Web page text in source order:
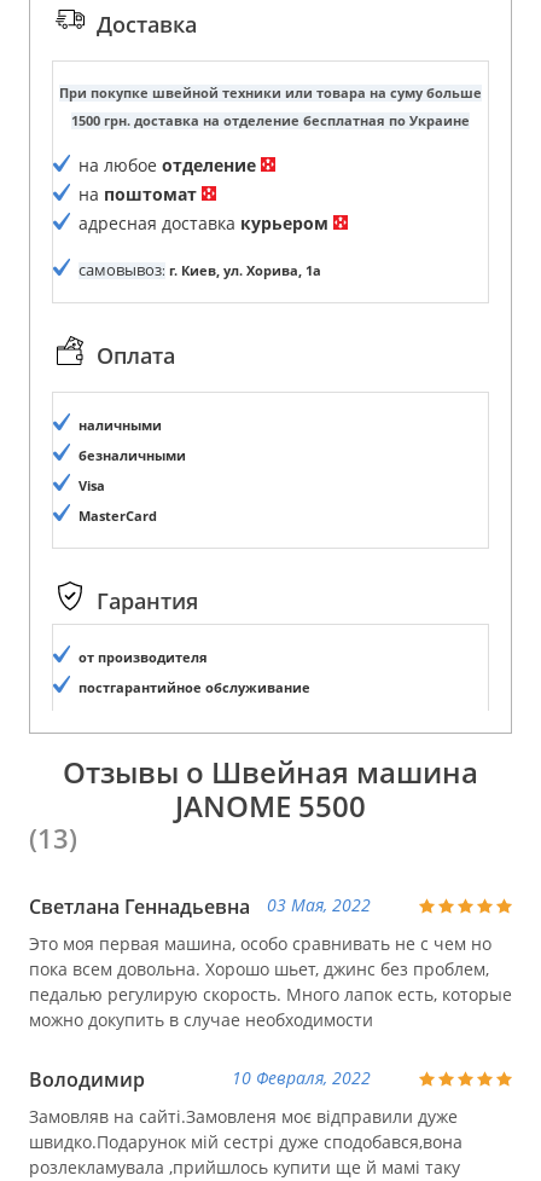
Доставка
При покупке швейной техники или товара на суму больше
1500 грн. доставка на отделение бесплатная по Украине
на любое отделение
на поштомат
адресная доставка курьером
самовывоз: г. Киев, ул. Хорива, 1а
Оплата
наличными
безналичными
Visa
MasterCard
Гарантия
от производителя
постгарантийное обслуживание
Отзывы о Швейная машина
JANOME 5500
(13)
Светлана Геннадьевна
03 Мая, 2022
Это моя первая машина, особо сравнивать не с чем но
пока всем довольна. Хорошо шьет, джинс без проблем,
педалью регулирую скорость. Много лапок есть, которые
можно докупить в случае необходимости
Володимир
10 Февраля, 2022
Замовляв на сайті.Замовленя моє відправили дуже
швидко.Подарунок мій сестрі дуже сподобався,вона
розлекламувала ,прийшлось купити ще й мамі таку